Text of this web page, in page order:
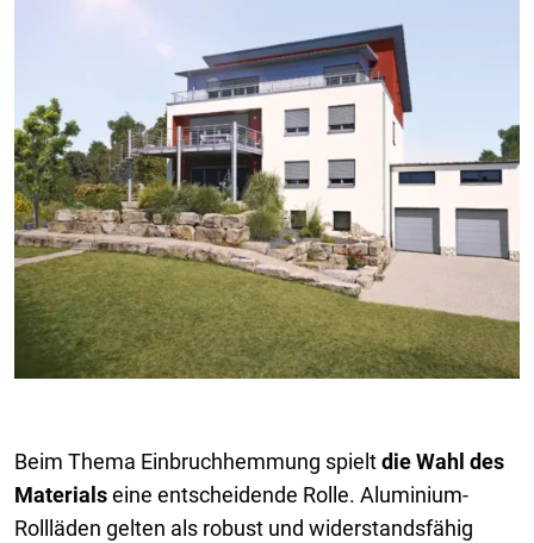
Beim Thema Einbruchhemmung spieltdie Wahl des
Materialseine entscheidende Rolle. Aluminium-
Rollläden gelten als robust und widerstandsfähig